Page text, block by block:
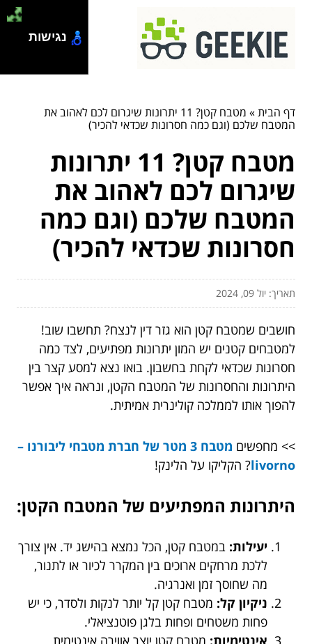
דף הבית»
מטבח קטן? 11 יתרונות שיגרום לכם לאהוב את
המטבח שלכם (וגם כמה חסרונות שכדאי להכיר)
מטבח קטן? 11 יתרונות
שיגרום לכם לאהוב את
המטבח שלכם (וגם כמה
חסרונות שכדאי להכיר)
תאריך: יול 09, 2024
חושבים שמטבח קטן הוא גזר דין לנצח? תחשבו שוב!
למטבחים קטנים יש המון יתרונות מפתיעים, לצד כמה
חסרונות שכדאי לקחת בחשבון. בואו נצא למסע קצר בין
היתרונות והחסרונות של המטבח הקטן, ונראה איך אפשר
להפוך אותו לממלכה קולינרית אמיתית.
>> מחפשים
מטבח 3 מטר של חברת מטבחי ליבורנו –
livorno? הקליקו על הלינק!
היתרונות המפתיעים של המטבח הקטן:
יעילות: במטבח קטן, הכל נמצא בהישג יד. אין צורך
ללכת מרחקים ארוכים בין המקרר לכיור או לתנור,
מה שחוסך זמן ואנרגיה.
ניקיון קל: מטבח קטן קל יותר לנקות ולסדר, כי יש
פחות משטחים ופחות בלגן פוטנציאלי.
נגישות